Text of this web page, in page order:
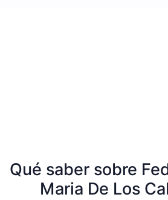
Qué saber sobre
Maria De Los